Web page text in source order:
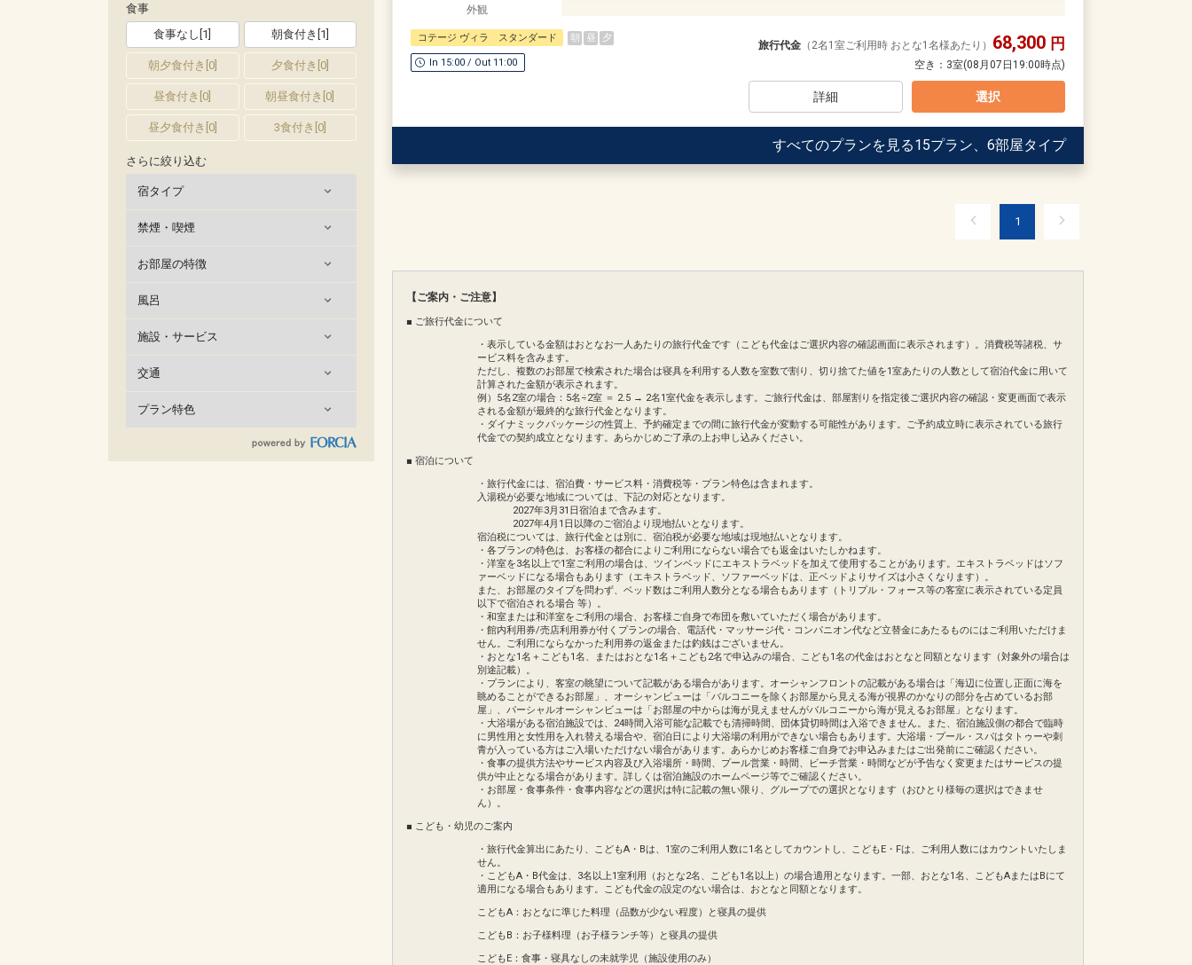
食事
食事なし 1 朝食付き 1
朝夕食付き 0] 夕食付き 0]
昼食付き 0 朝昼食付き 0
昼夕食付き 0] 3食付き 0]
さらに絞り込む
宿タイプ
禁煙・喫煙
お部屋の特徴
風呂
施設・サービス
交通
プラン特色
営業時間【スプラッシュパーク】9:00～18:00（7～8月：～19:00）
※営業時間や内容は予告なく変更となる場合があります。
★ビーチサイドプール
フサキビーチに沿って配された、3つのレイヤーが美しい紺碧色のプール。デッキチェアに寝そべ
・営業期間 通年
・営業時間 9:00～21:00
※営業時間や内容は予告なく変更となる場合があります。
大浴場のご案内
オープンなスペースで日ごろの疲れを癒せる大浴場。サウナも完備。
●料金 ご宿泊者は代金不要
●20:00～22:00は混雑しやすい時間帯となっております。早めのお時間でのご利用をお勧めいたし
ます。
※営業時間や内容は予告なく変更となる場合があります。
設定期間：2026年7月1日～2026年9月30日
インターネットコース番号：DP-1-17558966
外観
★フサキビーチ
リゾートホテルで随一の美しい天然ビーチ。エメラルドグリーンの海には色とりどりの熱帯魚
[夏季] 3月1日～10月31日 9:00～17:30（6～9月：～18:30）
[冬季] 11月～2月末 9:00～17:00
※マリンメニュー：冬季は前日までのご予約
プールのご案内
★ビーチサイドプール
フサキビーチに沿って配された、3つのレイヤーが美しい紺碧色のプール。デッキチェアに寝そべ
ってトロピカルカクテルを片手にリラックスタイム。
営業期間 通年（予定）
営業時間
[3月1日～11月15日] 9:00～20:00
※ナイトプールはTHE STAR BAR側の２面での営業とさせていただきます。
[11月16日～2月末]9:00～18:00営業時間予定
★インドアプール
ウォータースライダー、深さ30cm・60cmのお子様用エリアを備えたインドアプール。
お天気に左右されず、気温・水温とも30℃前後を保ち常に快適。
・営業期間 通年
・営業時間 9:00～21:00
※営業時間や内容は予告なく変更となる場合があります。
大浴場のご案内
●営業時間 6:00～11:00／15:00～23:00
●料金 ご宿泊者は代金不要
●20:00～22:00は混雑しやすい時間帯となっております。早めのお時間でのご利用をお勧めいたし
ます。
設定期間：2026年4月1日～2026年11月30日
コテージ ヴィラ スタンダード 朝 昼 夕
In 15:00 / Out 11:00
旅行代金 （2名1室ご利用時 おとな1名様あたり） 68,300 円
空き： 3室(08月07日19:00時点)
詳細 選択
すべてのプランを見る15プラン、6部屋タイプ
1
【ご案内・ご注意】
■ ご旅行代金について
・表示している金額はおとなお一人あたりの旅行代金です（こども代金はご選択内容の確認画面に表示されます）。消費税等諸税、サ
ービス料を含みます。
ただし、複数のお部屋で検索された場合は寝具を利用する人数を室数で割り、切り捨てた値を1室あたりの人数として宿泊代金に用いて
計算された金額が表示されます。
例）5名2室の場合：5名÷2室 ＝ 2.5 → 2名1室代金を表示します。ご旅行代金は、部屋割りを指定後ご選択内容の確認・変更画面で表示
される金額が最終的な旅行代金となります。
・ダイナミックパッケージの性質上、予約確定までの間に旅行代金が変動する可能性があります。ご予約成立時に表示されている旅行
代金での契約成立となります。あらかじめご了承の上お申し込みください。
■ 宿泊について
・旅行代金には、宿泊費・サービス料・消費税等・プラン特色は含まれます。
入湯税が必要な地域については、下記の対応となります。
2027年3月31日宿泊まで含みます。
2027年4月1日以降のご宿泊より現地払いとなります。
宿泊税については、旅行代金とは別に、宿泊税が必要な地域は現地払いとなります。
・各プランの特色は、お客様の都合によりご利用にならない場合でも返金はいたしかねます。
・洋室を3名以上で1室ご利用の場合は、ツインベッドにエキストラベッドを加えて使用することがあります。エキストラベッドはソフ
ァーベッドになる場合もあります（エキストラベッド、ソファーベッドは、正ベッドよりサイズは小さくなります）。
また、お部屋のタイプを問わず、ベッド数はご利用人数分となる場合もあります（トリプル・フォース等の客室に表示されている定員
以下で宿泊される場合 等）。
・和室または和洋室をご利用の場合、お客様ご自身で布団を敷いていただく場合があります。
・館内利用券/売店利用券が付くプランの場合、電話代・マッサージ代・コンパニオン代など立替金にあたるものにはご利用いただけま
せん。ご利用にならなかった利用券の返金または釣銭はございません。
・おとな1名＋こども1名、またはおとな1名＋こども2名で申込みの場合、こども1名の代金はおとなと同額となります（対象外の場合は
別途記載）。
・プランにより、客室の眺望について記載がある場合があります。オーシャンフロントの記載がある場合は「海辺に位置し正面に海を
眺めることができるお部屋」、オーシャンビューは「バルコニーを除くお部屋から見える海が視界のかなりの部分を占めているお部
屋」、パーシャルオーシャンビューは「お部屋の中からは海が見えませんがバルコニーから海が見えるお部屋」となります。
・大浴場がある宿泊施設では、24時間入浴可能な記載でも清掃時間、団体貸切時間は入浴できません。また、宿泊施設側の都合で臨時
に男性用と女性用を入れ替える場合や、宿泊日により大浴場の利用ができない場合もあります。大浴場・プール・スパはタトゥーや刺
青が入っている方はご入場いただけない場合があります。あらかじめお客様ご自身でお申込みまたはご出発前にご確認ください。
・食事の提供方法やサービス内容及び入浴場所・時間、プール営業・時間、ビーチ営業・時間などが予告なく変更またはサービスの提
供が中止となる場合があります。詳しくは宿泊施設のホームページ等でご確認ください。
・お部屋・食事条件・食事内容などの選択は特に記載の無い限り、グループでの選択となります（おひとり様毎の選択はできませ
ん）。
■ こども・幼児のご案内
・旅行代金算出にあたり、こどもA・Bは、1室のご利用人数に1名としてカウントし、こどもE・Fは、ご利用人数にはカウントいたしま
せん。
・こどもA・B代金は、3名以上1室利用（おとな2名、こども1名以上）の場合適用となります。一部、おとな1名、こどもAまたはBにて
適用になる場合もあります。こども代金の設定のない場合は、おとなと同額となります。
こどもA：おとなに準じた料理（品数が少ない程度）と寝具の提供
こどもB：お子様料理（お子様ランチ等）と寝具の提供
こどもE：食事・寝具なしの未就学児（施設使用のみ）